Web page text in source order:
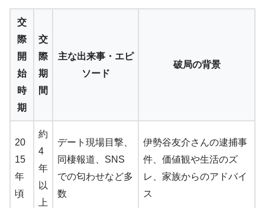
交
際
開
始
時
期
交
際
期
間
主な出来事・エピ
ソード
破局の背景
20
15
年
頃
約
4
年
以
上
デート現場目撃、
同棲報道、SNS
での匂わせなど多
数
伊勢谷友介さんの逮捕事
件、価値観や生活のズ
レ、家族からのアドバイ
ス